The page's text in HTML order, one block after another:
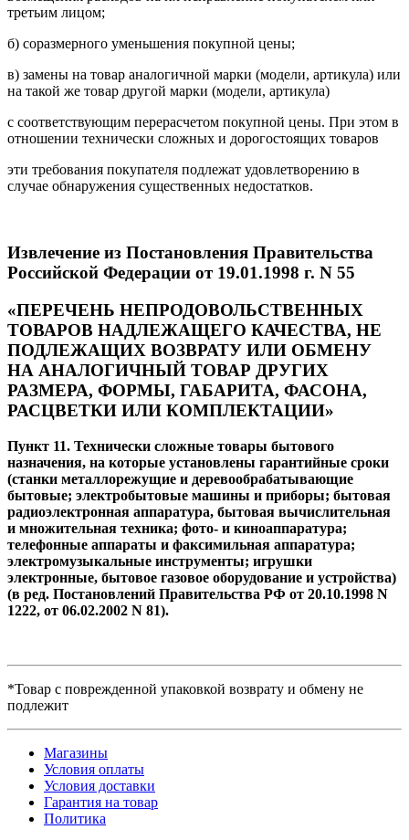
третьим лицом;
б) соразмерного уменьшения покупной цены;
в) замены на товар аналогичной марки (модели, артикула) или
на такой же товар другой марки (модели, артикула)
с соответствующим перерасчетом покупной цены. При этом в
отношении технически сложных и дорогостоящих товаров
эти требования покупателя подлежат удовлетворению в
случае обнаружения существенных недостатков.
Извлечение из Постановления Правительства
Российской Федерации от 19.01.1998 г. N 55
«ПЕРЕЧЕНЬ НЕПРОДОВОЛЬСТВЕННЫХ
ТОВАРОВ НАДЛЕЖАЩЕГО КАЧЕСТВА, НЕ
ПОДЛЕЖАЩИХ ВОЗВРАТУ ИЛИ ОБМЕНУ
НА АНАЛОГИЧНЫЙ ТОВАР ДРУГИХ
РАЗМЕРА, ФОРМЫ, ГАБАРИТА, ФАСОНА,
РАСЦВЕТКИ ИЛИ КОМПЛЕКТАЦИИ»
Пункт 11. Технически сложные товары бытового
назначения, на которые установлены гарантийные сроки
(станки металлорежущие и деревообрабатывающие
бытовые; электробытовые машины и приборы; бытовая
радиоэлектронная аппаратура, бытовая вычислительная
и множительная техника; фото- и киноаппаратура;
телефонные аппараты и факсимильная аппаратура;
электромузыкальные инструменты; игрушки
электронные, бытовое газовое оборудование и устройства)
(в ред. Постановлений Правительства РФ от 20.10.1998 N
1222, от 06.02.2002 N 81).
*Товар с поврежденной упаковкой возврату и обмену не
подлежит
Магазины
Условия оплаты
Условия доставки
Гарантия на товар
Политика